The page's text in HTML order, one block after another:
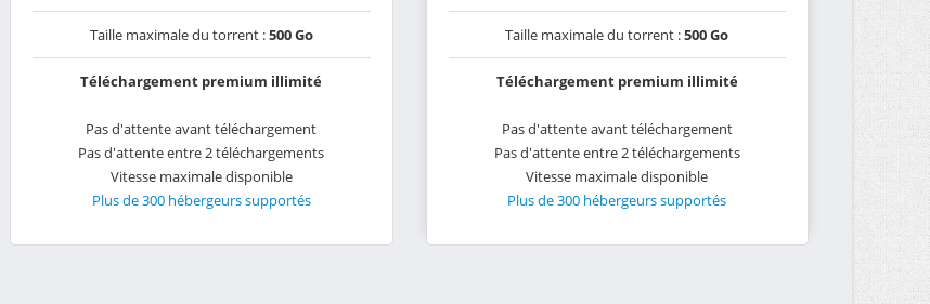
Taille maximale du torrent :500 Go
Téléchargement premium illimité
Pas d'attente avant téléchargement
Pas d'attente entre 2 téléchargements
Vitesse maximale disponible
Plus de 300 hébergeurs supportés
Taille maximale du torrent :500 Go
Téléchargement premium illimité
Pas d'attente avant téléchargement
Pas d'attente entre 2 téléchargements
Vitesse maximale disponible
Plus de 300 hébergeurs supportés